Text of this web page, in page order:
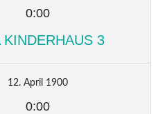
0:00
3
12. April 1900
0:00